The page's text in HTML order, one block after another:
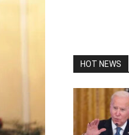
HOT NEWS